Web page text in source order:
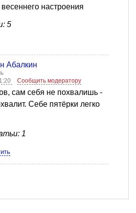
настроения
5
Абалкин
Сообщить модератору
сам себя не похвалишь -
Себе пятёрки легко
1